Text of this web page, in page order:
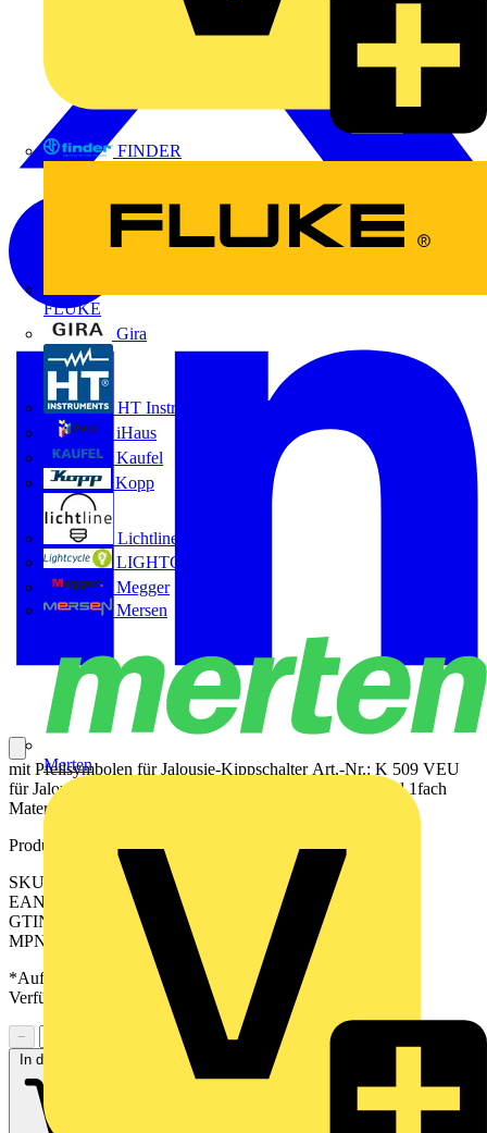
FINDER
FLUKE
Gira
HT Instruments GmbH
iHaus
Kaufel
Kopp
Lichtline
LIGHTCYCLE
Megger
Mersen
Merten
mit Pfeilsymbolen für Jalousie-Kippschalter Art.-Nr.: K 509 VEU
für Jalousie-Kipptaster Art.-Nr.: K 539 VEU 2 Kipphebel 1fach
Material: Messing
Produktkennzeichen
SKU: ME12-5PATK26
EAN: 4011377362758
GTIN: 4011377362758
MPN: ME 12-5 P AT K 26
*Auf Anfrage verfügbar - bitte in den Warenkorb legen, um
Verfügbarkeit zu prüfen
−
In den Warenkorb